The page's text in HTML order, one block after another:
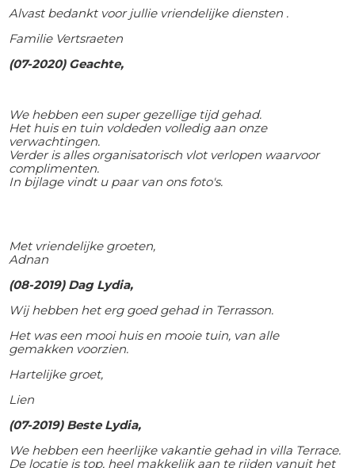
Alvast bedankt voor jullie vriendelijke diensten .
Familie Vertsraeten
(07-2020)Geachte,
We hebben een super gezellige tijd gehad.
Het huis en tuin voldeden volledig aan onze
verwachtingen.
Verder is alles organisatorisch vlot verlopen waarvoor
complimenten.
In bijlage vindt u paar van ons foto's.
Met vriendelijke groeten,
Adnan
(08-2019) Dag Lydia,
Wij hebben het erg goed gehad in Terrasson.
Het was een mooi huis en mooie tuin, van alle
gemakken voorzien.
Hartelijke groet,
Lien
(07-2019) Beste Lydia,
We hebben een heerlijke vakantie gehad in villa Terrace.
De locatie is top, heel makkelijk aan te rijden vanuit het